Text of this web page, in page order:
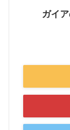
ガイ